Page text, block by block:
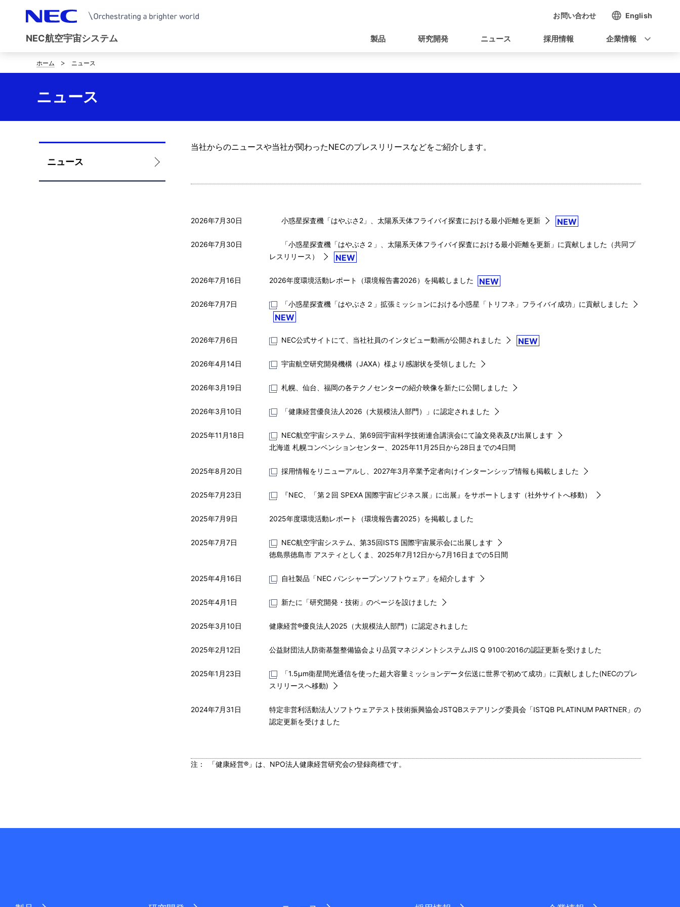
NEC航空宇宙システム
ビ
ゲ
ー
お問い合わせ English
製品 研究開発 ニュース 採用情報 企業情報
サ
の
現
在
ホーム ニュース
ニュース
ロ
ー
ニュース
当社からのニュースや当社が関わったNECのプレスリリースなどをご紹介します。
2026年7月30日 小惑星探査機「はやぶさ2」、太陽系天体フライバイ探査における最小距離を更新 NEW
2026年7月30日
「小惑星探査機「はやぶさ２」、太陽系天体フライバイ探査における最小距離を更新」に貢献しました（共同プ
レスリリース）
NEW
2026年7月16日 2026年度環境活動レポート（環境報告書2026）を掲載しました NEW
2026年7月7日 「小惑星探査機「はやぶさ２」拡張ミッションにおける小惑星「トリフネ」フライバイ成功」に貢献しました
NEW
2026年7月6日 NEC公式サイトにて、当社社員のインタビュー動画が公開されました NEW
2026年4月14日 宇宙航空研究開発機構（JAXA）様より感謝状を受領しました
2026年3月19日 札幌、仙台、福岡の各テクノセンターの紹介映像を新たに公開しました
2026年3月10日 「健康経営優良法人2026（大規模法人部門）」に認定されました
2025年11月18日
NEC航空宇宙システム、第69回宇宙科学技術連合講演会にて論文発表及び出展します
北海道 札幌コンベンションセンター、2025年11月25日から28日までの4日間
2025年8月20日 採用情報をリニューアルし、2027年3月卒業予定者向けインターンシップ情報も掲載しました
2025年7月23日 『NEC、「第２回 SPEXA 国際宇宙ビジネス展」に出展』をサポートします（社外サイトへ移動）
2025年7月9日 2025年度環境活動レポート（環境報告書2025）を掲載しました
2025年7月7日
NEC航空宇宙システム、第35回ISTS 国際宇宙展示会に出展します
徳島県徳島市 アスティとしくま、2025年7月12日から7月16日までの5日間
2025年4月16日 自社製品「NEC パンシャープンソフトウェア」を紹介します
2025年4月1日 新たに「研究開発・技術」のページを設けました
2025年3月10日 健康経営®優良法人2025（大規模法人部門）に認定されました
2025年2月12日 公益財団法人防衛基盤整備協会より品質マネジメントシステムJIS Q 9100:2016の認証更新を受けました
2025年1月23日
「1.5μm衛星間光通信を使った超大容量ミッションデータ伝送に世界で初めて成功」に貢献しました(NECのプレ
スリリースへ移動)
2024年7月31日
特定非営利活動法人ソフトウェアテスト技術振興協会JSTQBステアリング委員会「ISTQB PLATINUM PARTNER」の
認定更新を受けました
注： 「健康経営®」は、NPO法人健康経営研究会の登録商標です。